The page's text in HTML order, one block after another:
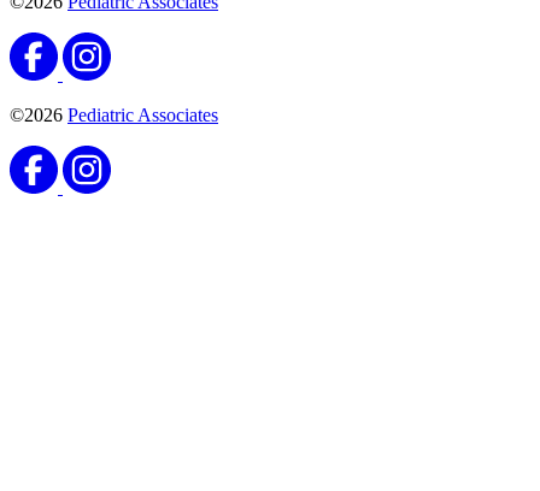
©2026 Pediatric Associates